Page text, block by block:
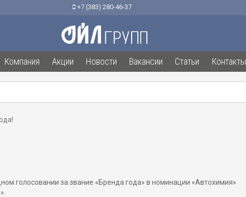
+7 (383) 280-46-37
Компания Акции Новости Вакансии Статьи Контакты
голосовании за звание «Бренда года» в номинации «Автохимия»